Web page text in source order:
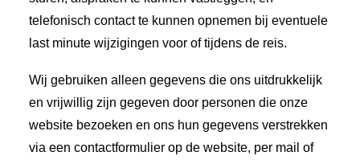
telefonisch contact te kunnen opnemen bij eventuele
last minute wijzigingen voor of tijdens de reis.
Wij gebruiken alleen gegevens die ons uitdrukkelijk
en vrijwillig zijn gegeven door personen die onze
website bezoeken en ons hun gegevens verstrekken
via een contactformulier op de website, per mail of